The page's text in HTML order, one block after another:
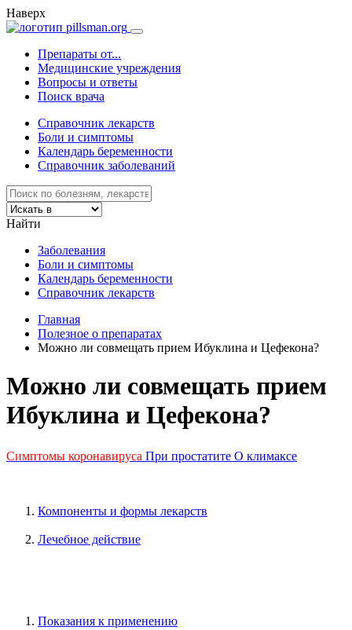
Наверх
Препараты от...
Медицинские учреждения
Вопросы и ответы
Поиск врача
Справочник лекарств
Боли и симптомы
Календарь беременности
Справочник заболеваний
Найти
Заболевания
Боли и симптомы
Календарь беременности
Справочник лекарств
Главная
Полезное о препаратах
Можно ли совмещать прием Ибуклина и Цефекона?
Можно ли совмещать прием
Ибуклина и Цефекона?
Симптомы коронавируса При простатите О климаксе
Компоненты и формы лекарств
Лечебное действие
Показания к применению